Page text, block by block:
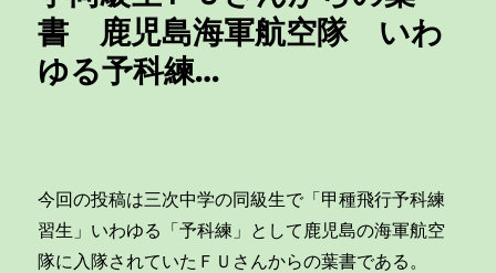
書 鹿児島海軍航空隊 いわ
ゆる予科練…
今回の投稿は三次中学の同級生で「甲種飛行予科練
習生」いわゆる「予科練」として鹿児島の海軍航空
隊に入隊されていたＦＵさんからの葉書である。